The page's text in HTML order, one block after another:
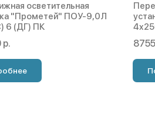
осветительная
"Прометей" ПОУ-9,0Л
6 (ДГ) ПК